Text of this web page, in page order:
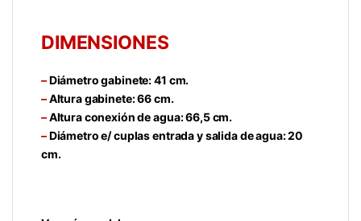
DIMENSIONES
–Diámetro gabinete: 41 cm.
–Altura gabinete: 66 cm.
–Altura conexión de agua: 66,5 cm.
–Diámetro e/ cuplas entrada y salida de agua: 20
cm.